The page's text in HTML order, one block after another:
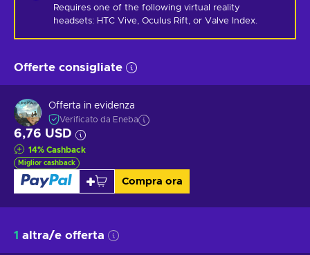
Requires one of the following virtual reality
headsets: HTC Vive, Oculus Rift, or Valve Index.
Offerte consigliate
Offerta in evidenza
Verificato da Eneba
6,76 USD
14% Cashback
Miglior cashback
Compra ora
1 altra/e offerta